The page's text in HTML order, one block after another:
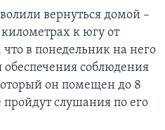
вернуться домой –
к югу от
в понедельник на него
обеспечения соблюдения
он помещен до 8
слушания по его